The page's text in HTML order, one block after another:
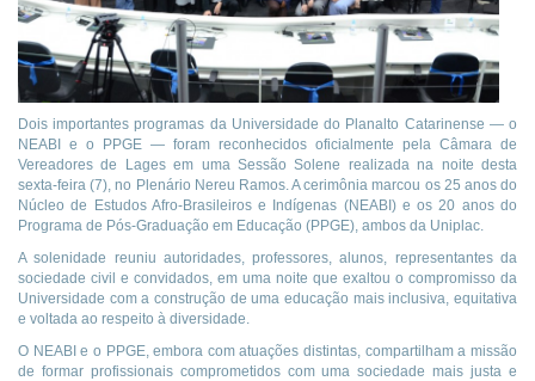
Dois importantes programas da Universidade do Planalto Catarinense — o
NEABI e o PPGE — foram reconhecidos oficialmente pela Câmara de
Vereadores de Lages em uma Sessão Solene realizada na noite desta
sexta-feira (7), no Plenário Nereu Ramos. A cerimônia marcou os 25 anos do
Núcleo de Estudos Afro-Brasileiros e Indígenas (NEABI) e os 20 anos do
Programa de Pós-Graduação em Educação (PPGE), ambos da Uniplac.
A solenidade reuniu autoridades, professores, alunos, representantes da
sociedade civil e convidados, em uma noite que exaltou o compromisso da
Universidade com a construção de uma educação mais inclusiva, equitativa
e voltada ao respeito à diversidade.
O NEABI e o PPGE, embora com atuações distintas, compartilham a missão
de formar profissionais comprometidos com uma sociedade mais justa e